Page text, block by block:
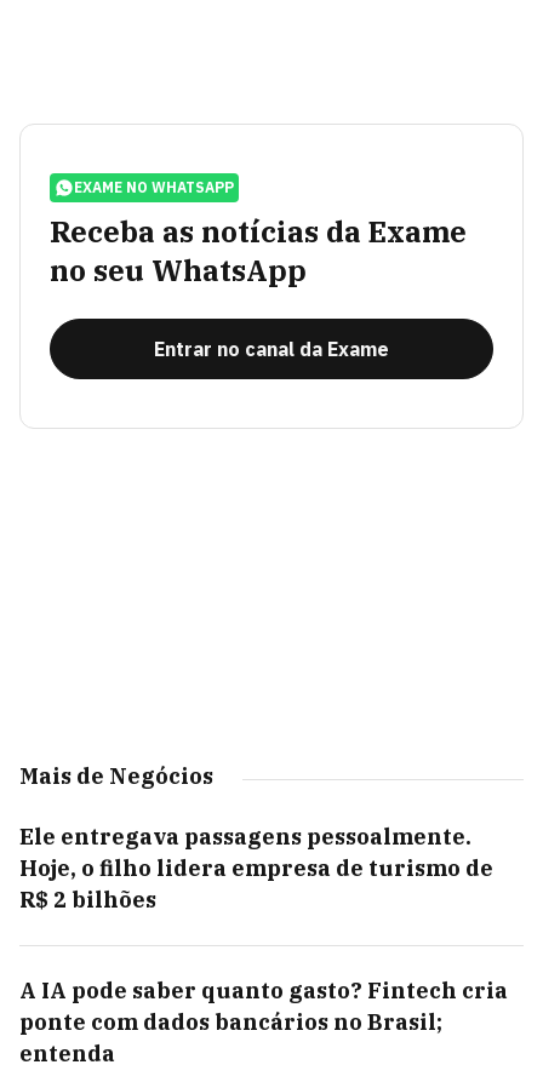
EXAME NO WHATSAPP
Receba as notícias da Exame
no seu WhatsApp
Entrar no canal da Exame
Mais de Negócios
Ele entregava passagens pessoalmente.
Hoje, o filho lidera empresa de turismo de
R$ 2 bilhões
A IA pode saber quanto gasto? Fintech cria
ponte com dados bancários no Brasil;
entenda